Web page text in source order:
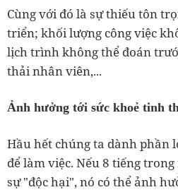
Cùng với đó là sự thiếu tôn
triển; khối lượng công việc
lịch trình không thể đoán
thải nhân viên,...
Ảnh hưởng tới sức khoẻ tinh
Hầu hết chúng ta dành phần
để làm việc. Nếu 8 tiếng
sự "độc hại", nó có thể ảnh